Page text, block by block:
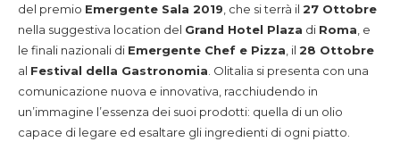
del premio Emergente Sala 2019 , che si terrà il 27 Ottobre
nella suggestiva location del Grand Hotel Plaza di Roma , e
le finali nazionali di Emergente Chef e Pizza , il 28 Ottobre
al Festival della Gastronomia . Olitalia si presenta con una
comunicazione nuova e innovativa, racchiudendo in
un’immagine l’essenza dei suoi prodotti: quella di un olio
capace di legare ed esaltare gli ingredienti di ogni piatto.